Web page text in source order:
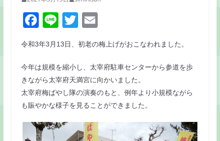
F
a
c
e
b
o
o
k
Li
n
e
T
w
itt
er
E
m
ai
l
令和3年3月13日、初老の梅上げがおこなわれました。
今年は規模を縮小し、太宰府駐車センターから参道を歩
きながら太宰府天満宮に向かいました。
太宰府梅ばやし隊の演奏のもと、例年より小規模ながら
も賑やかな様子を見ることができました。